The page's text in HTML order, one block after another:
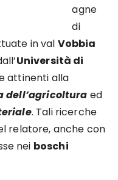
agne
di
in val Vobbia
Università di
attinenti alla
dell’agricoltura ed
. Tali ricerche
relatore, anche con
nei boschi